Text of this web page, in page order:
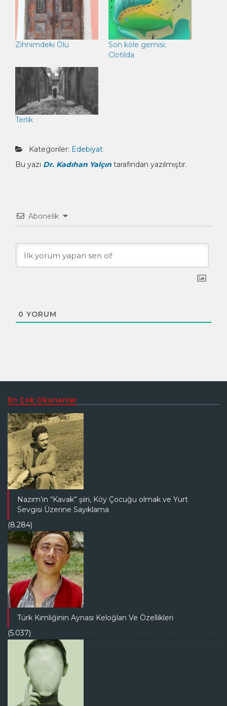
Zihnimdeki Ölü
Son köle gemisi;
Clotilda
Terlik
Kategoriler: Edebiyat
Bu yazı Dr. Kadıhan Yalçın tarafından yazılmıştır.
Abonelik
0 YORUM
En Çok Okunanlar
Nazım’ın “Kavak” şiiri, Köy Çocuğu olmak ve Yurt
Sevgisi Üzerine Sayıklama
(8.284)
Türk Kimliğinin Aynası Keloğlan Ve Özellikleri
(5.037)